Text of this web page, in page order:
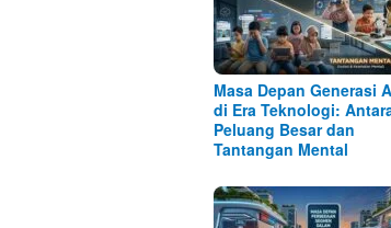
Masa Depan Generasi
di Era Teknologi:
Peluang Besar dan
Tantangan Mental